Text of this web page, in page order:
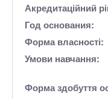
Акредитаційний
Год основания:
Форма власності:
Умови навчання:
Форма здобуття